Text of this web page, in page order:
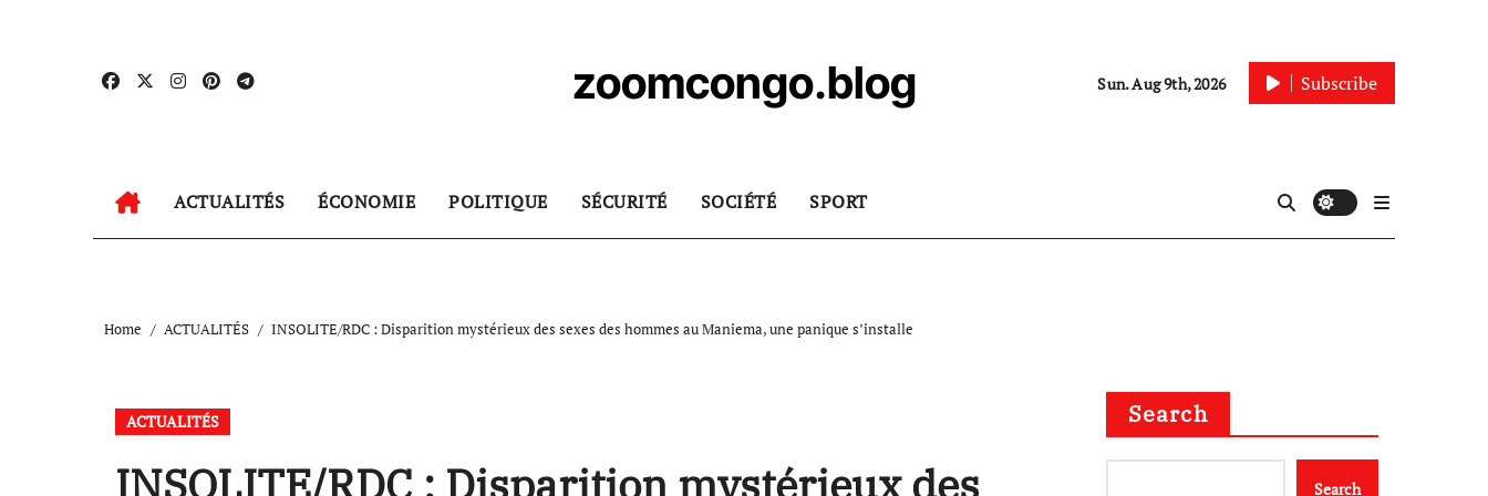
zoomcongo.blog Sun. Aug 9th, 2026 Subscribe
ACTUALITÉS ÉCONOMIE POLITIQUE SÉCURITÉ SOCIÉTÉ SPORT
Home ACTUALITÉS INSOLITE/RDC : Disparition mystérieux des sexes des hommes au Maniema, une panique s’installe
ACTUALITÉS
INSOLITE/RDC : Disparition mystérieux des
Search
Search